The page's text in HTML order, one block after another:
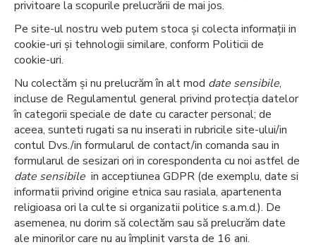
privitoare la scopurile prelucrării de mai jos.
Pe site-ul nostru web putem stoca și colecta informații in
cookie-uri și tehnologii similare, conform Politicii de
cookie-uri.
Nu colectăm și nu prelucrăm în alt mod date sensibile,
incluse de Regulamentul general privind protecția datelor
în categorii speciale de date cu caracter personal; de
aceea, sunteti rugati sa nu inserati in rubricile site-ului/in
contul Dvs./in formularul de contact/in comanda sau in
formularul de sesizari ori in corespondenta cu noi astfel de
date sensibile in acceptiunea GDPR (de exemplu, date si
informatii privind origine etnica sau rasiala, apartenenta
religioasa ori la culte si organizatii politice s.a.m.d.). De
asemenea, nu dorim să colectăm sau să prelucrăm date
ale minorilor care nu au împlinit varsta de 16 ani.